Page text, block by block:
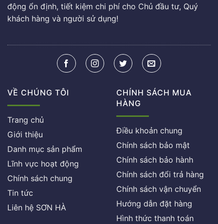
động ổn định, tiết kiệm chi phí cho Chủ đầu tư, Quý
khách hàng và người sử dụng!
VỀ CHÚNG TÔI
Trang chủ
Giới thiệu
Danh mục sản phẩm
Lĩnh vực hoạt động
Chính sách chung
Tin tức
Liên hệ SƠN HÀ
CHÍNH SÁCH MUA
HÀNG
Điều khoản chung
Chính sách bảo mật
Chính sách bảo hành
Chính sách đổi trả hàng
Chính sách vận chuyển
Hướng dẫn đặt hàng
Hình thức thanh toán